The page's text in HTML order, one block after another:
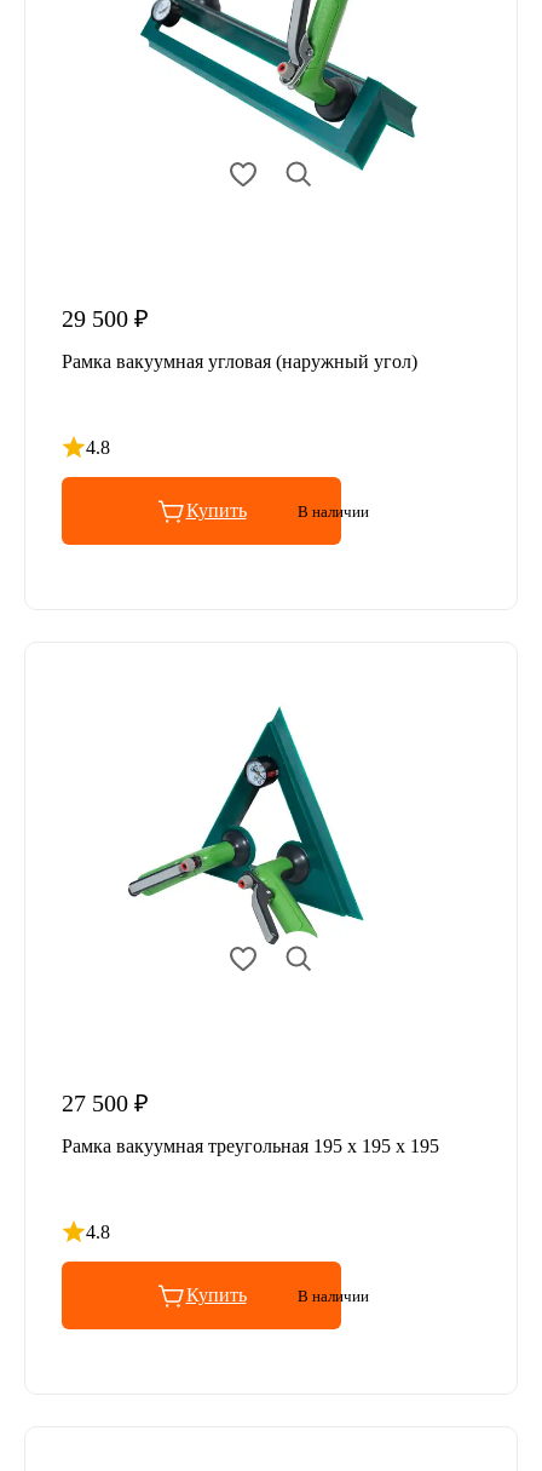
29 500 ₽
Рамка вакуумная угловая (наружный угол)
4.8
Рейтинг 4.8 из 5
Купить В наличии
27 500 ₽
Рамка вакуумная треугольная 195 x 195 x 195
4.8
Рейтинг 4.8 из 5
Купить В наличии